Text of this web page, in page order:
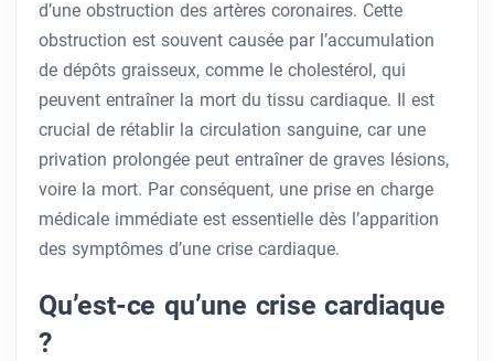
d’une obstruction des artères coronaires. Cette
obstruction est souvent causée par l’accumulation
de dépôts graisseux, comme le cholestérol, qui
peuvent entraîner la mort du tissu cardiaque. Il est
crucial de rétablir la circulation sanguine, car une
privation prolongée peut entraîner de graves lésions,
voire la mort. Par conséquent, une prise en charge
médicale immédiate est essentielle dès l’apparition
des symptômes d’une crise cardiaque.
Qu’est-ce qu’une crise cardiaque
?